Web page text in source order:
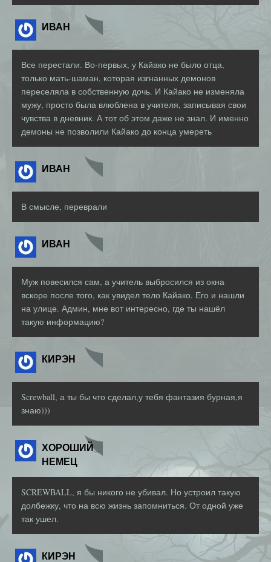
ИВАН
Все перестали. Во-первых, у Кайако не было отца,
только мать-шаман, которая изгнанных демонов
переселяла в собственную дочь. И Кайако не изменяла
мужу, просто была влюблена в учителя, записывая свои
чувства в дневник. А тот об этом даже не знал. И именно
демоны не позволили Кайако до конца умереть
ИВАН
В смысле, переврали
ИВАН
Муж повесился сам, а учитель выбросился из окна
вскоре после того, как увидел тело Кайако. Его и нашли
на улице. Админ, мне вот интересно, где ты нашёл
такую информацию?
КИРЭН
Screwball, а ты бы что сделал,у тебя фантазия бурная,я
знаю)))
ХОРОШИЙ_
НЕМЕЦ
SCREWBALL, я бы никого не убивал. Но устроил такую
долбежку, что на всю жизнь запомниться. От одной уже
так ушел.
КИРЭН